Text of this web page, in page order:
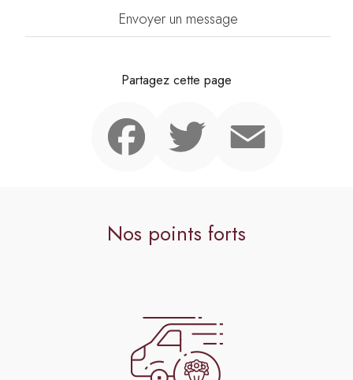
Envoyer un message
Partagez cette page
Nos points forts